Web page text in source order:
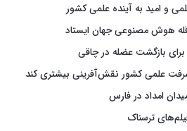
و امید به آینده علمی کشور
هوش مصنوعی جهان ایستاد
برای بازگشت عضله در چاقی
علمی کشور نقش‌آفرینی بیشتری کند
امداد در فارس
ترسناک